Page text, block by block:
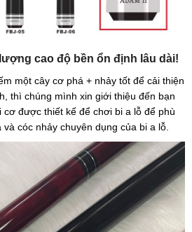
cao độ bền ổn định lâu dài!
một cây cơ phá + nhảy tốt để cải thiện
thì chúng mình xin giới thiệu đến bạn
cơ được thiết kế để chơi bi a lỗ để phù
cóc nhảy chuyên dụng của bi a lỗ.